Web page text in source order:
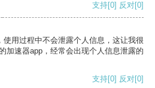
支持[0] 反对[0]
用过程中不会泄露个人信息，这让我很
加速器app，经常会出现个人信息泄露的
支持[0] 反对[0]